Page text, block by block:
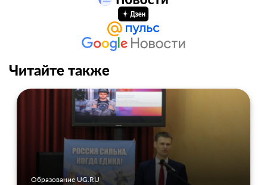
Читайте также
Образование UG.RU